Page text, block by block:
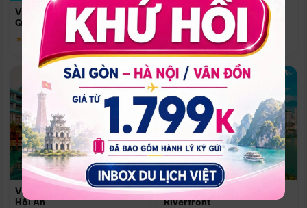
Vinpearl Resort & Spa Phu
Quoc
★ 5.0
Quoc
Phú Quốc
★ 5.0
Vinpearl Resort & Golf Nam
Hội An
Melia Vinpearl Danang
Riverfront